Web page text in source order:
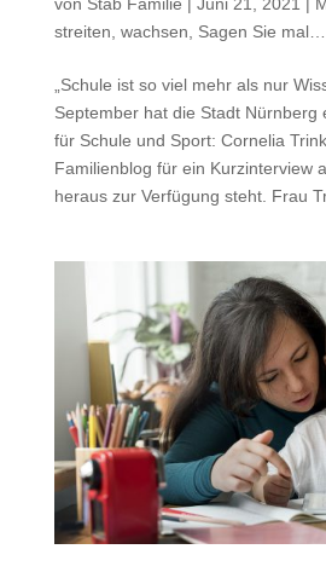
streiten, wachsen
Sagen Sie mal…
„Schule ist so viel mehr als nur
September hat die Stadt Nürnberg
für Schule und Sport: Cornelia
Familienblog für ein Kurzinterview
heraus zur Verfügung steht. Frau